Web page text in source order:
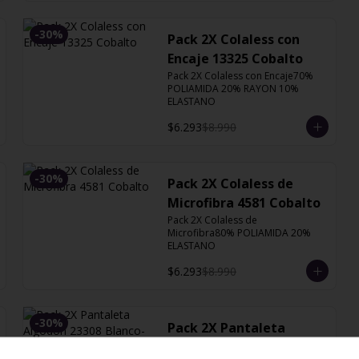
-30%
Pack 2X Colaless con
Encaje 13325 Cobalto
Pack 2X Colaless con Encaje70%
POLIAMIDA 20% RAYON 10%
ELASTANO
$6.293$8.990
-30%
Pack 2X Colaless de
Microfibra 4581 Cobalto
Pack 2X Colaless de
Microfibra80% POLIAMIDA 20%
ELASTANO
$6.293$8.990
-30%
Pack 2X Pantaleta